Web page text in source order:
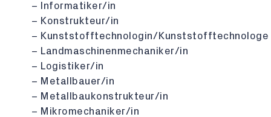
Informatiker/in
Konstrukteur/in
Kunststofftechnologin/Kunststofftechnologe
Landmaschinenmechaniker/in
Logistiker/in
Metallbauer/in
Metallbaukonstrukteur/in
Mikromechaniker/in